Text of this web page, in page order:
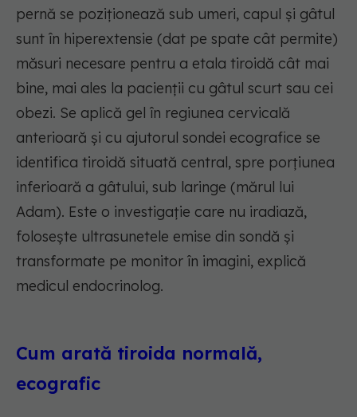
pernă se poziționează sub umeri, capul și gâtul
sunt în hiperextensie (dat pe spate cât permite)
măsuri necesare pentru a etala tiroidă cât mai
bine, mai ales la pacienții cu gâtul scurt sau cei
obezi. Se aplică gel în regiunea cervicală
anterioară și cu ajutorul sondei ecografice se
identifica tiroidă situată central, spre porțiunea
inferioară a gâtului, sub laringe (mărul lui
Adam). Este o investigație care nu iradiază,
folosește ultrasunetele emise din sondă și
transformate pe monitor în imagini, explică
medicul endocrinolog.
Cum arată tiroida normală,
ecografic